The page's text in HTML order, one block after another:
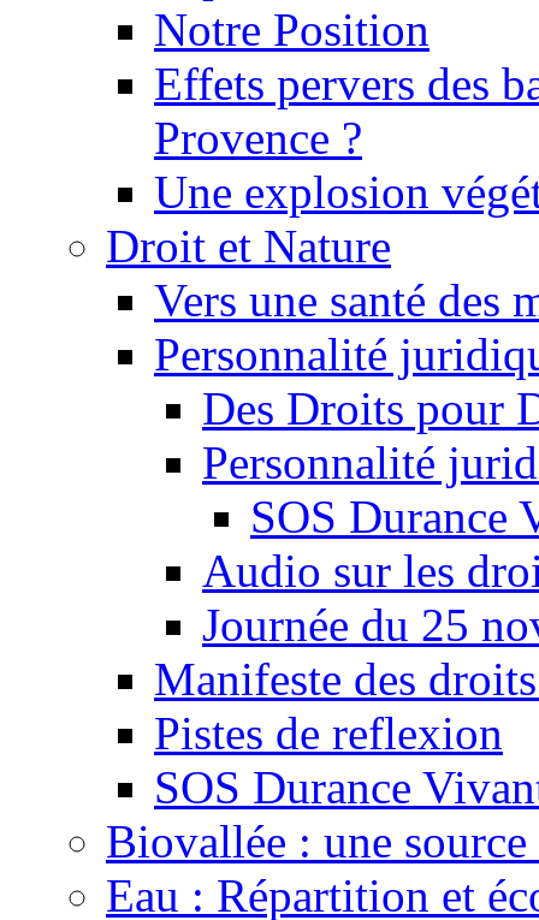
Notre Position
Effets pervers des
Provence ?
Une explosion
Droit et Nature
Vers une santé des
Personnalité
Des Droits pour
Personnalité
SOS Durance
Audio sur les
Journée du 25
Manifeste des
Pistes de reflexion
SOS Durance
Biovallée : une
Eau : Répartition et